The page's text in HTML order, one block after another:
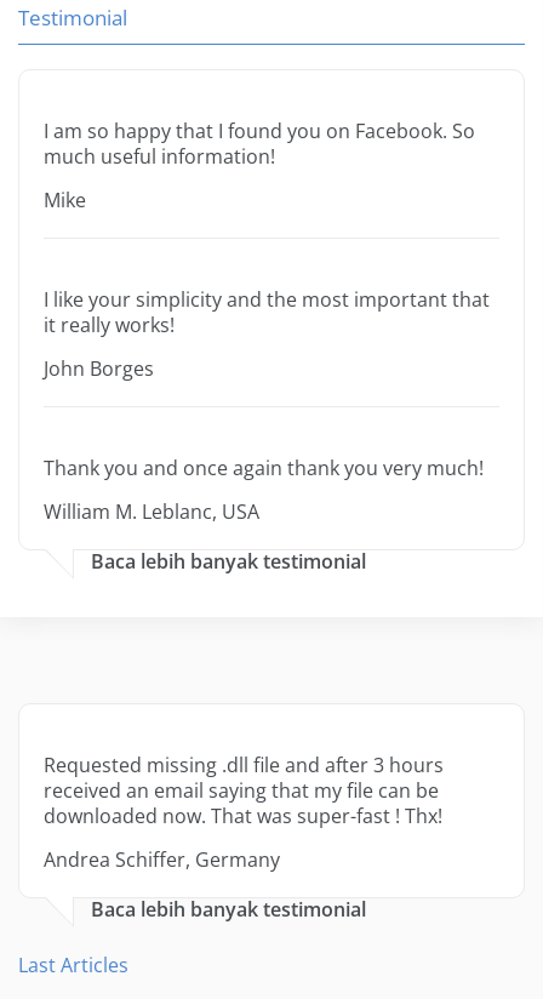
Testimonial
I am so happy that I found you on Facebook. So
much useful information!
Mike
I like your simplicity and the most important that
it really works!
John Borges
Thank you and once again thank you very much!
William M. Leblanc, USA
Baca lebih banyak testimonial
Requested missing .dll file and after 3 hours
received an email saying that my file can be
downloaded now. That was super-fast ! Thx!
Andrea Schiffer, Germany
Baca lebih banyak testimonial
Last Articles